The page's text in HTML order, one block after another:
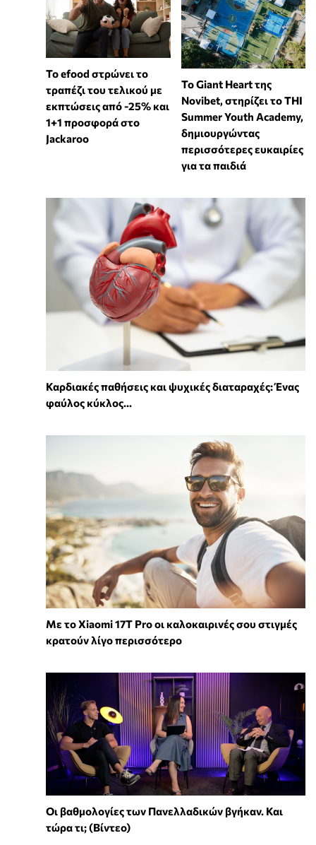
Το efood στρώνει το
τραπέζι του τελικού με
εκπτώσεις από -25% και
1+1 προσφορά στο
Jackaroo
To Giant Heart της
Novibet, στηρίζει το THI
Summer Youth Academy,
δημιουργώντας
περισσότερες ευκαιρίες
για τα παιδιά
Καρδιακές παθήσεις και ψυχικές διαταραχές: Ένας
φαύλος κύκλος...
Με το Xiaomi 17T Pro οι καλοκαιρινές σου στιγμές
κρατούν λίγο περισσότερο
Οι βαθμολογίες των Πανελλαδικών βγήκαν. Και
τώρα τι; (Βίντεο)